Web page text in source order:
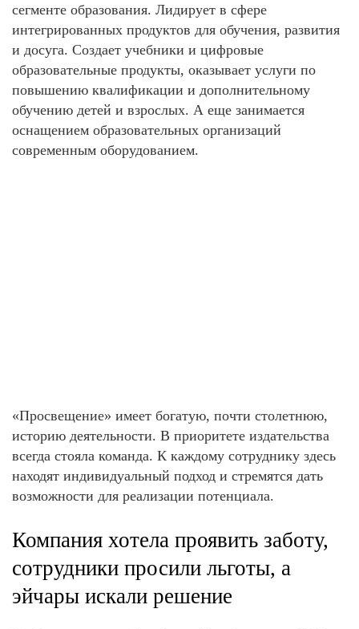
сегменте образования. Лидирует в сфере
интегрированных продуктов для обучения, развития
и досуга. Создает учебники и цифровые
образовательные продукты, оказывает услуги по
повышению квалификации и дополнительному
обучению детей и взрослых. А еще занимается
оснащением образовательных организаций
современным оборудованием.
«Просвещение» имеет богатую, почти столетнюю,
историю деятельности. В приоритете издательства
всегда стояла команда. К каждому сотруднику здесь
находят индивидуальный подход и стремятся дать
возможности для реализации потенциала.
Компания хотела проявить заботу,
сотрудники просили льготы, а
эйчары искали решение